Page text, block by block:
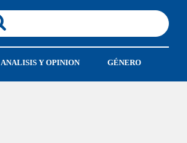
ANALISIS Y OPINION GÉNERO